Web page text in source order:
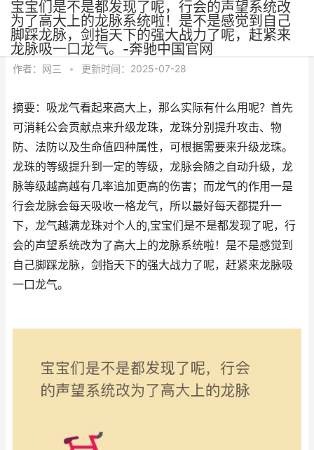
宝宝们是不是都发现了呢，行会的声望系统改
为了高大上的龙脉系统啦！是不是感觉到自己
脚踩龙脉，剑指天下的强大战力了呢，赶紧来
龙脉吸一口龙气。-奔驰中国官网
作者： 网三 • 更新时间：2025-07-28
摘要：吸龙气看起来高大上，那么实际有什么用呢？首先
可消耗公会贡献点来升级龙珠，龙珠分别提升攻击、物
防、法防以及生命值四种属性，可根据需要来升级龙珠。
龙珠的等级提升到一定的等级，龙脉会随之自动升级，龙
脉等级越高越有几率追加更高的伤害；而龙气的作用一是
行会龙脉会每天吸收一格龙气，所以最好每天都提升一
下，龙气越满龙珠对个人的,宝宝们是不是都发现了呢，行
会的声望系统改为了高大上的龙脉系统啦！是不是感觉到
自己脚踩龙脉，剑指天下的强大战力了呢，赶紧来龙脉吸
一口龙气。